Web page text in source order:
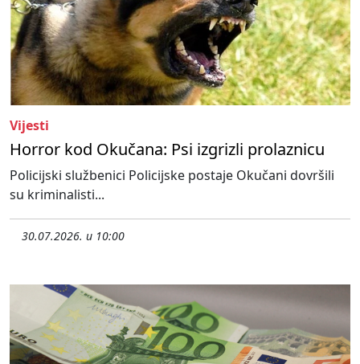
Vijesti
Horror kod Okučana: Psi izgrizli prolaznicu
Policijski službenici Policijske postaje Okučani dovršili
su kriminalisti...
30.07.2026. u 10:00